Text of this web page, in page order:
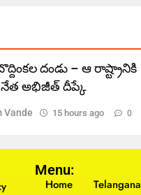
దండు – ఆ రాష్ట్రానికి
నేత అభిజీత్ దీప్కే
Vande 15 hours ago 0
Menu:
Home
Telangana